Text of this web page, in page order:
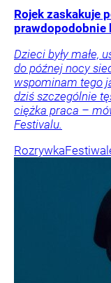
Rojek zaskakuje
prawdopodobnie
Dzieci były małe,
do późnej nocy
wspominam tego
dziś szczególnie
ciężka praca –
Festivalu.
Rozrywka